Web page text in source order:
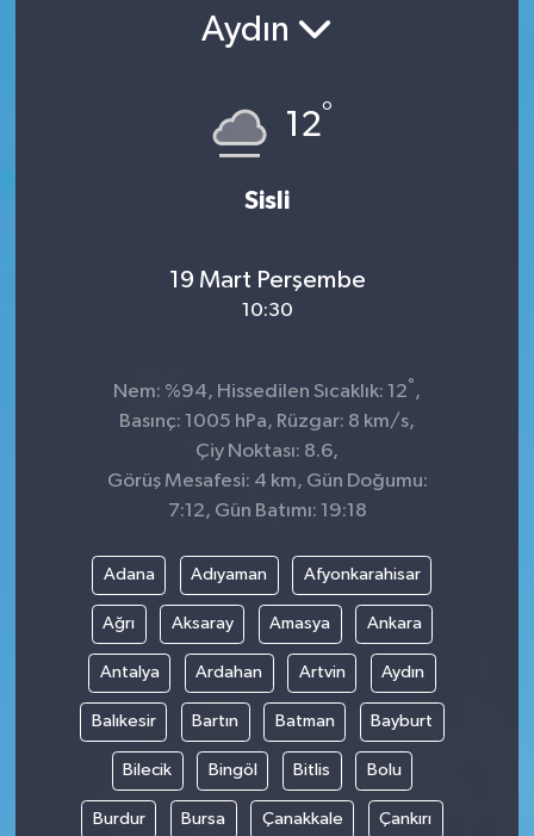
Aydın
12°
Sisli
19 Mart Perşembe
10:30
Nem: %94, Hissedilen Sıcaklık: 12° ,
Basınç: 1005 hPa, Rüzgar: 8 km/s,
Çiy Noktası: 8.6,
Görüş Mesafesi: 4 km, Gün Doğumu:
7:12, Gün Batımı: 19:18
Adana Adıyaman Afyonkarahisar
Ağrı Aksaray Amasya Ankara
Antalya Ardahan Artvin Aydın
Balıkesir Bartın Batman Bayburt
Bilecik Bingöl Bitlis Bolu
Burdur Bursa Çanakkale Çankırı